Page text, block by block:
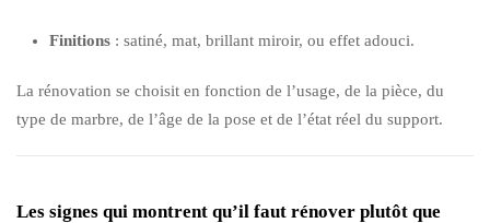
Finitions : satiné, mat, brillant miroir, ou effet adouci.
La rénovation se choisit en fonction de l’usage, de la pièce, du
type de marbre, de l’âge de la pose et de l’état réel du support.
Les signes qui montrent qu’il faut rénover plutôt que